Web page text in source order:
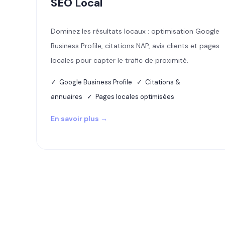
Dominez les résultats locaux : optimisation Google
Business Profile, citations NAP, avis clients et pages
locales pour capter le trafic de proximité.
✓ Google Business Profile ✓ Citations &
annuaires ✓ Pages locales optimisées
En savoir plus →